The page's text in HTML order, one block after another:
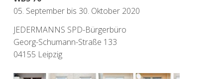
05. September bis 30. Oktober 2020
JEDERMANNS SPD-Bürgerbüro
Georg-Schumann-Straße 133
04155 Leipzig